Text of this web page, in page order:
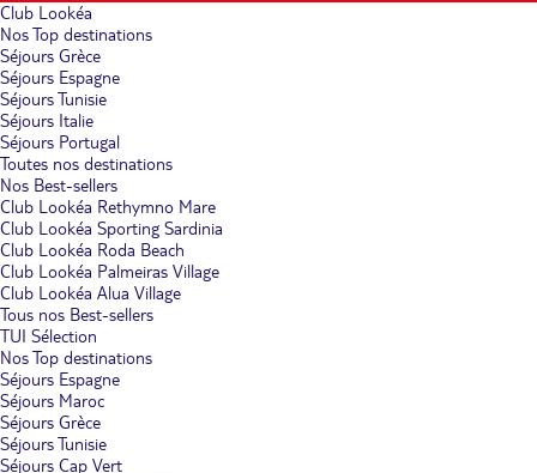
Club Lookéa
Nos Top destinations
Séjours Grèce
Séjours Espagne
Séjours Tunisie
Séjours Italie
Séjours Portugal
Toutes nos destinations
Nos Best-sellers
Club Lookéa Rethymno Mare
Club Lookéa Sporting Sardinia
Club Lookéa Roda Beach
Club Lookéa Palmeiras Village
Club Lookéa Alua Village
Tous nos Best-sellers
TUI Sélection
Nos Top destinations
Séjours Espagne
Séjours Maroc
Séjours Grèce
Séjours Tunisie
Séjours Cap Vert